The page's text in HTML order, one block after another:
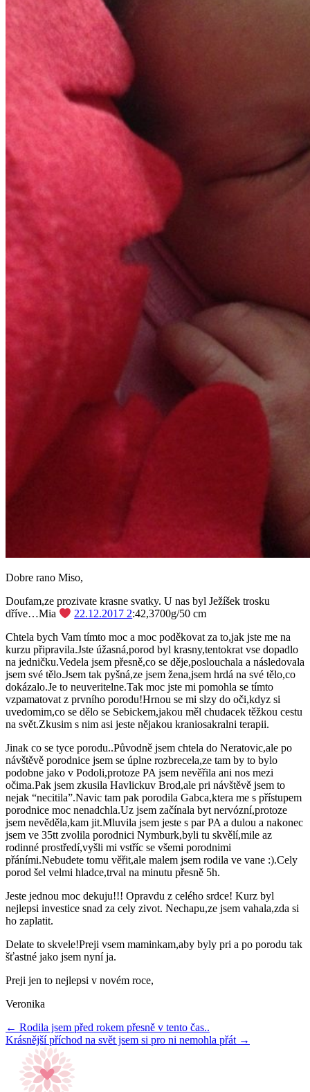
Dobre rano Miso,
Doufam,ze prozivate krasne svatky. U nas byl Ježíšek trosku
dříve…Mia
22.12.2017 2:42,3700g/50 cm
Chtela bych Vam tímto moc a moc poděkovat za to,jak jste me na
kurzu připravila.Jste úžasná,porod byl krasny,tentokrat vse dopadlo
na jedničku.Vedela jsem přesně,co se děje,poslouchala a následovala
jsem své tělo.Jsem tak pyšná,ze jsem žena,jsem hrdá na své tělo,co
dokázalo.Je to neuveritelne.Tak moc jste mi pomohla se tímto
vzpamatovat z prvního porodu!Hrnou se mi slzy do oči,kdyz si
uvedomim,co se dělo se Sebickem,jakou měl chudacek těžkou cestu
na svět.Zkusim s nim asi jeste nějakou kraniosakralni terapii.
Jinak co se tyce porodu..Původně jsem chtela do Neratovic,ale po
návštěvě porodnice jsem se úplne rozbrecela,ze tam by to bylo
podobne jako v Podoli,protoze PA jsem nevěřila ani nos mezi
očima.Pak jsem zkusila Havlickuv Brod,ale pri návštěvě jsem to
nejak “necitila”.Navic tam pak porodila Gabca,ktera me s přístupem
porodnice moc nenadchla.Uz jsem začínala byt nervózní,protoze
jsem nevěděla,kam jit.Mluvila jsem jeste s par PA a dulou a nakonec
jsem ve 35tt zvolila porodnici Nymburk,byli tu skvělí,mile az
rodinné prostředí,vyšli mi vstříc se všemi porodnimi
přáními.Nebudete tomu věřit,ale malem jsem rodila ve vane :).Cely
porod šel velmi hladce,trval na minutu přesně 5h.
Jeste jednou moc dekuju!!! Opravdu z celého srdce! Kurz byl
nejlepsi investice snad za cely zivot. Nechapu,ze jsem vahala,zda si
ho zaplatit.
Delate to skvele!Preji vsem maminkam,aby byly pri a po porodu tak
šťastné jako jsem nyní ja.
Preji jen to nejlepsi v novém roce,
Veronika
← Rodila jsem před rokem přesně v tento čas..
Krásnější příchod na svět jsem si pro ni nemohla přát →